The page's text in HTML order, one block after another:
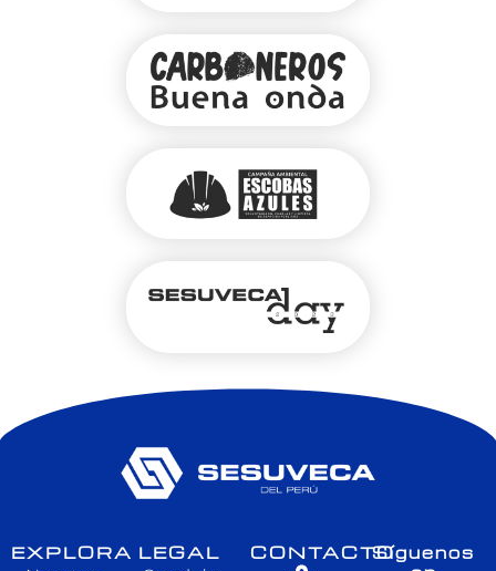
EXPLORA LEGAL CONTACTOSíguenos